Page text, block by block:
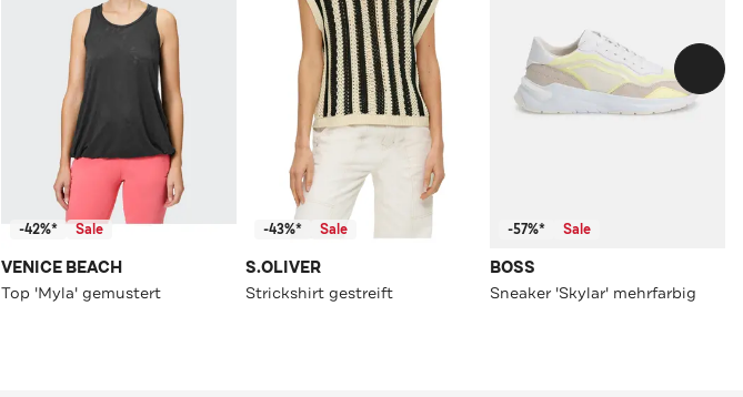
-42%* Sale
VENICE BEACH
Top 'Myla' gemustert
-43%* Sale
S.OLIVER
Strickshirt gestreift
-57%* Sale
BOSS
Sneaker 'Skylar' mehrfarbig